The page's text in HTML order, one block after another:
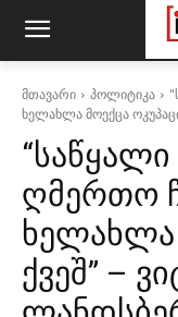
მთავარი პოლიტიკა
ხელახლა მოექცა
ღმერთო
ხელახლა
ქვეშ” –